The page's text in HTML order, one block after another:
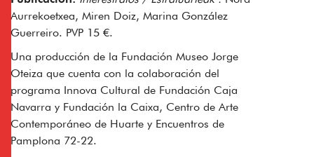
Aurrekoetxea, Miren Doiz, Marina González
Guerreiro. PVP 15 €.
Una producción de la Fundación Museo Jorge
Oteiza que cuenta con la colaboración del
programa Innova Cultural de Fundación Caja
Navarra y Fundación la Caixa, Centro de Arte
Contemporáneo de Huarte y Encuentros de
Pamplona 72-22.